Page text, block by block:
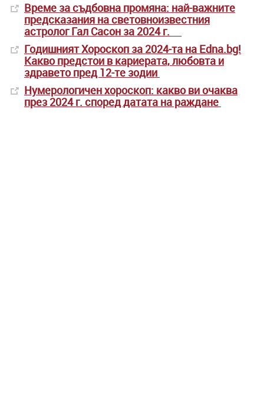
Време за съдбовна промяна: най-важните
предсказания на световноизвестния
астролог Гал Сасон за 2024 г.
Годишният Хороскоп за 2024-та на Edna.bg!
Какво предстои в кариерата, любовта и
здравето пред 12-те зодии
Нумерологичен хороскоп: какво ви очаква
през 2024 г. според датата на раждане